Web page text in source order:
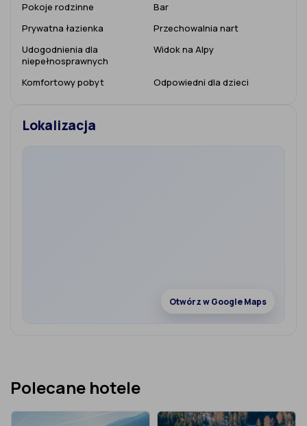
Pokoje rodzinne
Bar
Prywatna łazienka
Przechowalnia nart
Udogodnienia dla
niepełnosprawnych
Widok na Alpy
Komfortowy pobyt Odpowiedni dla dzieci
Lokalizacja
Otwórz w Google Maps
Polecane hotele